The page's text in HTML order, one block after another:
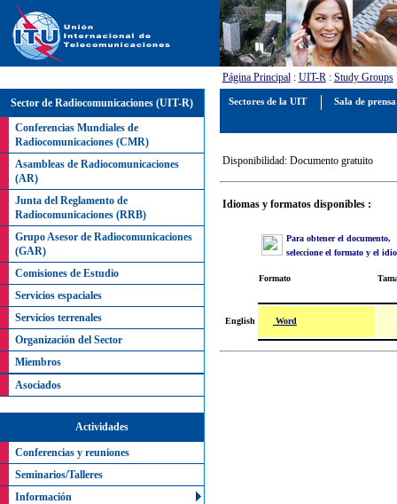
Página Principal: UIT-R: Study Groups
Sector de Radiocomunicaciones (UIT-R)
Conferencias Mundiales de
Radiocomunicaciones (CMR)
Asambleas de Radiocomunicaciones
(AR)
Junta del Reglamento de
Radiocomunicaciones (RRB)
Grupo Asesor de Radiocomunicaciones
(GAR)
Comisiones de Estudio
Servicios espaciales
Servicios terrenales
Organización del Sector
Miembros
Asociados
Actividades
Conferencias y reuniones
Seminarios/Talleres
Información
Disponibilidad: Documento gratuito
Idiomas y formatos disponibles :
Para obtener el documento,
seleccione el formato y el
Formato
English Word
Sectores de la UIT Sala de